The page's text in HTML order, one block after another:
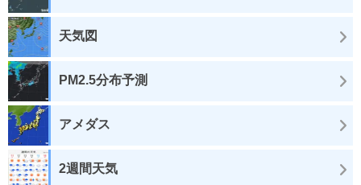
天気図
PM2.5分布予測
アメダス
2週間天気